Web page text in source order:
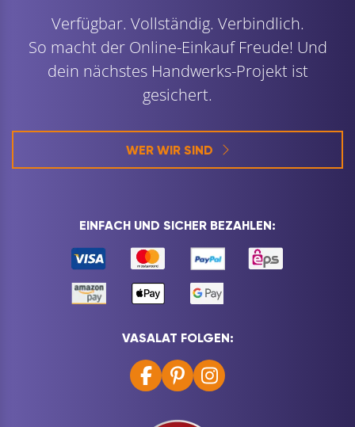
Verfügbar. Vollständig. Verbindlich.
So macht der Online-Einkauf Freude! Und
dein nächstes Handwerks-Projekt ist
gesichert.
WER WIR SIND
EINFACH UND SICHER BEZAHLEN:
VASALAT FOLGEN: